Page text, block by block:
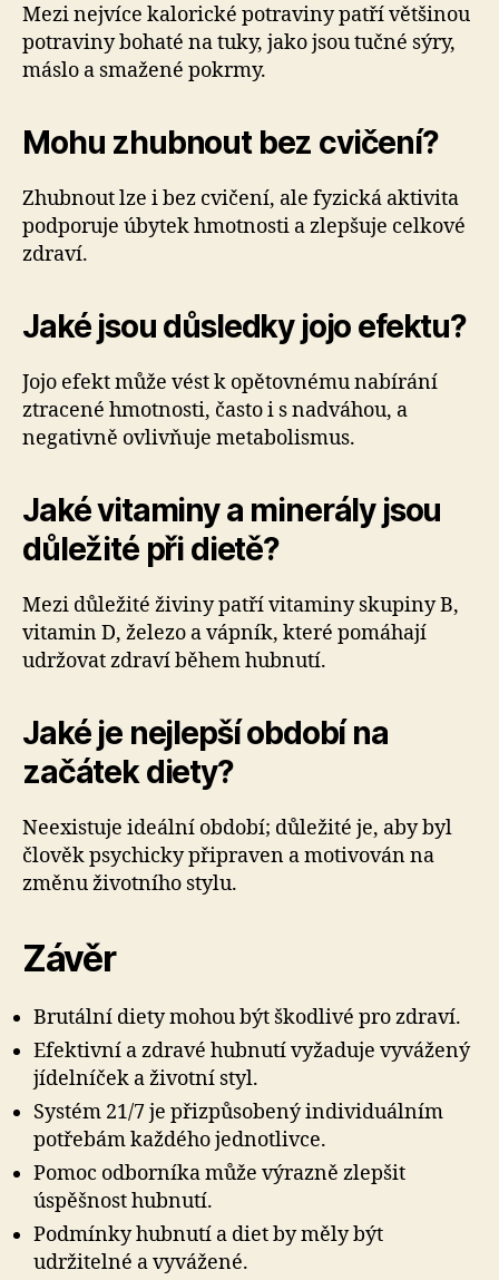
Mezi nejvíce kalorické potraviny patří většinou
potraviny bohaté na tuky, jako jsou tučné sýry,
máslo a smažené pokrmy.
Mohu zhubnout bez cvičení?
Zhubnout lze i bez cvičení, ale fyzická aktivita
podporuje úbytek hmotnosti a zlepšuje celkové
zdraví.
Jaké jsou důsledky jojo efektu?
Jojo efekt může vést k opětovnému nabírání
ztracené hmotnosti, často i s nadváhou, a
negativně ovlivňuje metabolismus.
Jaké vitaminy a minerály jsou
důležité při dietě?
Mezi důležité živiny patří vitaminy skupiny B,
vitamin D, železo a vápník, které pomáhají
udržovat zdraví během hubnutí.
Jaké je nejlepší období na
začátek diety?
Neexistuje ideální období; důležité je, aby byl
člověk psychicky připraven a motivován na
změnu životního stylu.
Závěr
Brutální diety mohou být škodlivé pro zdraví.
Efektivní a zdravé hubnutí vyžaduje vyvážený
jídelníček a životní styl.
Systém 21/7 je přizpůsobený individuálním
potřebám každého jednotlivce.
Pomoc odborníka může výrazně zlepšit
úspěšnost hubnutí.
Podmínky hubnutí a diet by měly být
udržitelné a vyvážené.